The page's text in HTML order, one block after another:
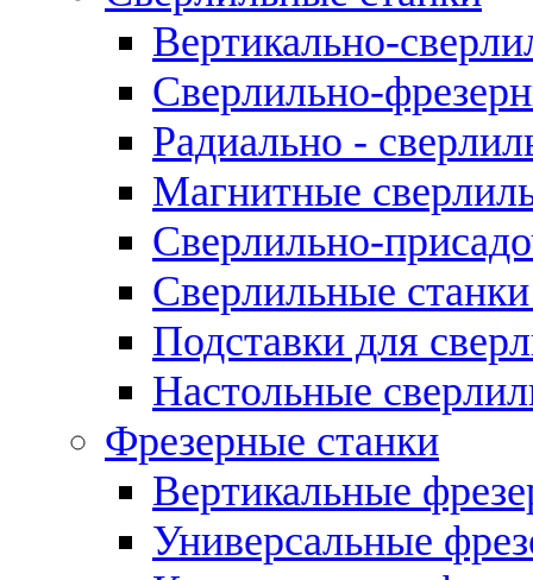
Вертикально-
Сверлильно-
Радиально -
Магнитные
Сверлильно-
Сверлильные
Подставки для
Настольные
Фрезерные станки
Вертикальные
Универсальные